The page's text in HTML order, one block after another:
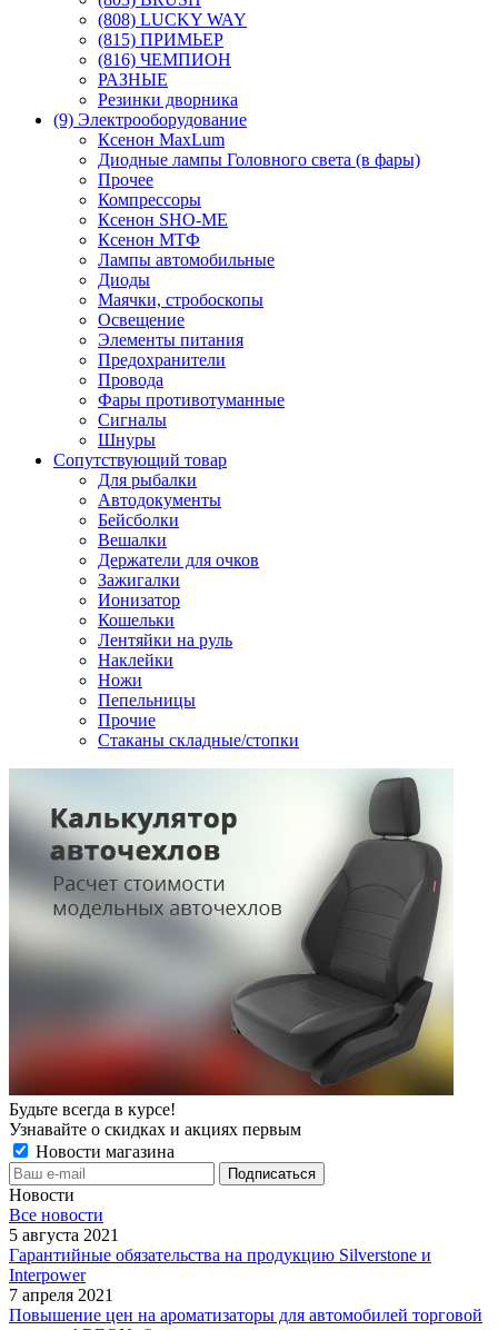
(808) LUCKY WAY
(815) ПРИМЬЕР
(816) ЧЕМПИОН
РАЗНЫЕ
Резинки дворника
(9) Электрооборудование
Ксенон MaxLum
Диодные лампы Головного света (в фары)
Прочее
Компрессоры
Ксенон SHO-ME
Ксенон МТФ
Лампы автомобильные
Диоды
Маячки, стробоскопы
Освещение
Элементы питания
Предохранители
Провода
Фары противотуманные
Сигналы
Шнуры
Сопутствующий товар
Для рыбалки
Автодокументы
Бейсболки
Вешалки
Держатели для очков
Зажигалки
Ионизатор
Кошельки
Лентяйки на руль
Наклейки
Ножи
Пепельницы
Прочие
Стаканы складные/стопки
Будьте всегда в курсе!
Узнавайте о скидках и акциях первым
Новости магазина
Новости
Все новости
5 августа 2021
Гарантийные обязательства на продукцию Silverstone и
Interpower
7 апреля 2021
Повышение цен на ароматизаторы для автомобилей торговой